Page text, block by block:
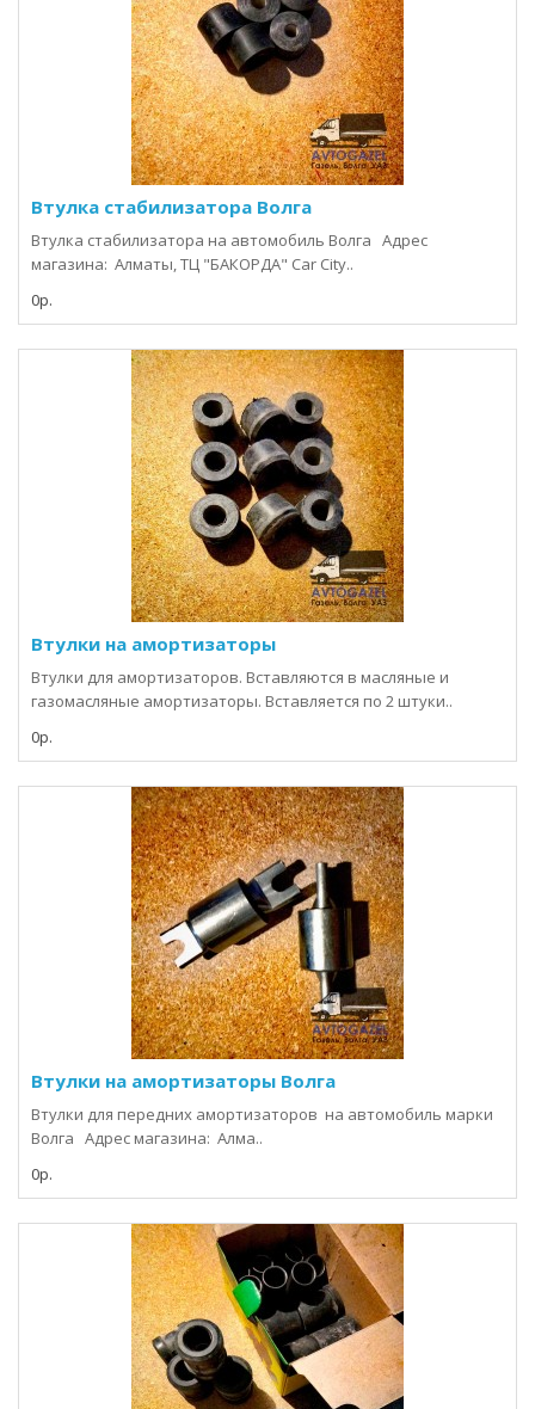
Втулка стабилизатора Волга
Втулка стабилизатора на автомобиль Волга Адрес
магазина: Алматы, ТЦ "БАКОРДА" Car City..
0р.
Втулки на амортизаторы
Втулки для амортизаторов. Вставляются в масляные и
газомасляные амортизаторы. Вставляется по 2 штуки..
0р.
Втулки на амортизаторы Волга
Втулки для передних амортизаторов на автомобиль марки
Волга Адрес магазина: Алма..
0р.